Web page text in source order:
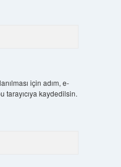
için adım, e-
tarayıcıya kaydedilsin.